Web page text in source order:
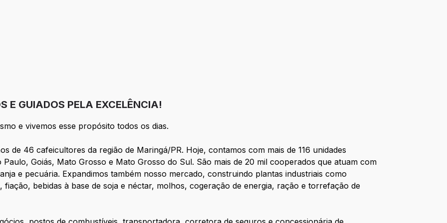
E GUIADOS PELA EXCELÊNCIA!
e vivemos esse propósito todos os dias.
de 46 cafeicultores da região de Maringá/PR. Hoje, contamos com mais de 116 unidades
Goiás, Mato Grosso e Mato Grosso do Sul. São mais de 20 mil cooperados que atuam com
e pecuária. Expandimos também nosso mercado, construindo plantas industriais como
fiação, bebidas à base de soja e néctar, molhos, cogeração de energia, ração e torrefação de